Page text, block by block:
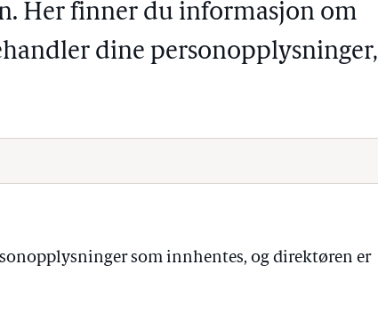
Her finner du informasjon om
dine personopplysninger,
som innhentes, og direktøren er